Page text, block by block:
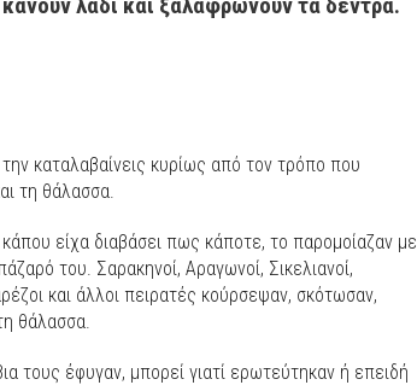
καταλαβαίνεις κυρίως από τον τρόπο που
τη θάλασσα.
είχα διαβάσει πως κάποτε, το παρομοίαζαν με
του. Σαρακηνοί, Αραγωνοί, Σικελιανοί,
και άλλοι πειρατές κούρσεψαν, σκότωσαν,
θάλασσα.
τους έφυγαν, μπορεί γιατί ερωτεύτηκαν ή επειδή